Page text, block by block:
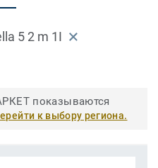
5 2 m 1I
показываются
к выбору региона.